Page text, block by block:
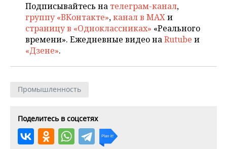
Подписывайтесь на телеграм-канал,
группу «ВКонтакте»,канал в MAXи
страницу в «Одноклассниках» «Реального
времени». Ежедневные видео наRutube и
«Дзене».
Промышленность
Поделитесь в соцсетях